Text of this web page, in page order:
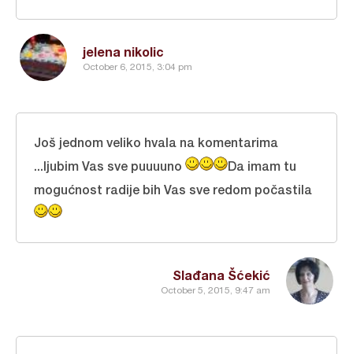
jelena nikolic
October 6, 2015, 3:04 pm
Slađana Šćekić
October 5, 2015, 9:47 am
Još jednom veliko hvala na komentarima
...ljubim Vas sve puuuuno
Da imam tu
mogućnost radije bih Vas sve redom počastila